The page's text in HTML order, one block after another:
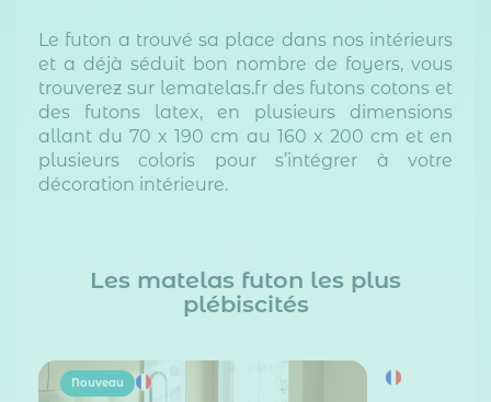
Le futon a trouvé sa place dans nos intérieurs
et a déjà séduit bon nombre de foyers, vous
trouverez sur lematelas.fr des futons cotons et
des futons latex, en plusieurs dimensions
allant du 70 x 190 cm au 160 x 200 cm et en
plusieurs coloris pour s’intégrer à votre
décoration intérieure.
Les matelas futon les plus
plébiscités
Nouveau